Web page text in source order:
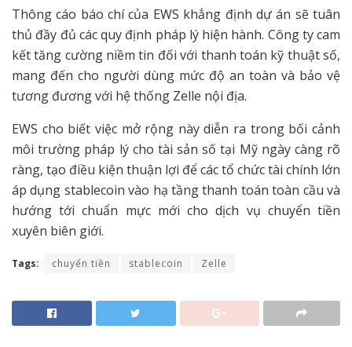
Thông cáo báo chí của EWS khẳng định dự án sẽ tuân
thủ đầy đủ các quy định pháp lý hiện hành. Công ty cam
kết tăng cường niềm tin đối với thanh toán kỹ thuật số,
mang đến cho người dùng mức độ an toàn và bảo vệ
tương đương với hệ thống Zelle nội địa.
EWS cho biết việc mở rộng này diễn ra trong bối cảnh
môi trường pháp lý cho tài sản số tại Mỹ ngày càng rõ
ràng, tạo điều kiện thuận lợi để các tổ chức tài chính lớn
áp dụng stablecoin vào hạ tầng thanh toán toàn cầu và
hướng tới chuẩn mực mới cho dịch vụ chuyển tiền
xuyên biên giới.
Tags: chuyển tiền stablecoin Zelle